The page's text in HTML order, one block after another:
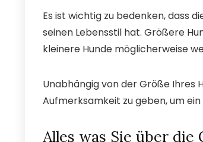
Es ist wichtig zu bedenken, dass
seinen Lebensstil hat. Größere
kleinere Hunde möglicherweise
Unabhängig von der Größe Ihres
Aufmerksamkeit zu geben, um
Alles was Sie über die